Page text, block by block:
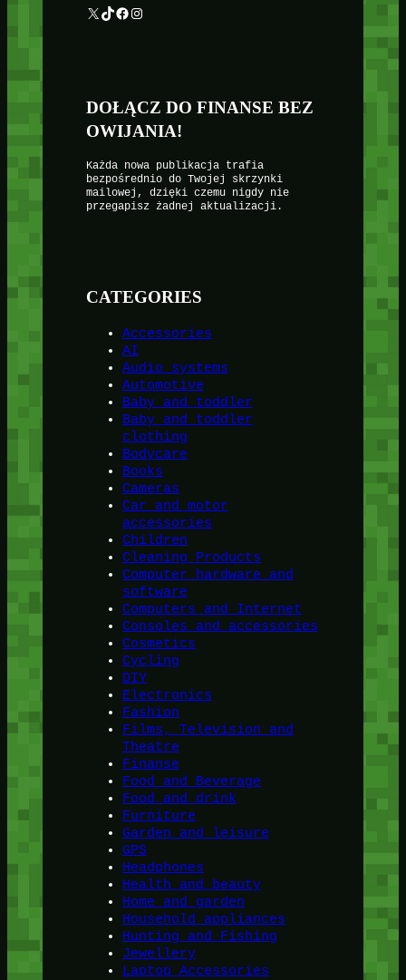
X TikTok Facebook Instagram
DOŁĄCZ DO FINANSE BEZ
OWIJANIA!
Każda nowa publikacja trafia
bezpośrednio do Twojej skrzynki
mailowej, dzięki czemu nigdy nie
przegapisz żadnej aktualizacji.
CATEGORIES
Accessories
AI
Audio systems
Automotive
Baby and toddler
Baby and toddler
clothing
Bodycare
Books
Cameras
Car and motor
accessories
Children
Cleaning Products
Computer hardware and
software
Computers and Internet
Consoles and accessories
Cosmetics
Cycling
DIY
Electronics
Fashion
Films, Television and
Theatre
Finanse
Food and Beverage
Food and drink
Furniture
Garden and leisure
GPS
Headphones
Health and beauty
Home and garden
Household appliances
Hunting and Fishing
Jewellery
Laptop Accessories